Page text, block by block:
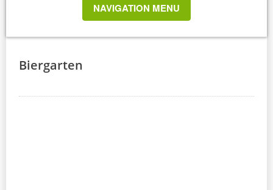
TOGGLE
NAVIGATION
NAVIGATION MENU
Biergarten